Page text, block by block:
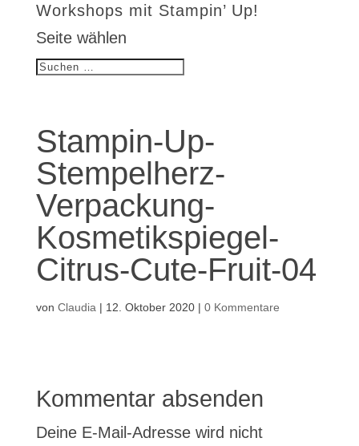
Workshops mit Stampin’ Up!
Seite wählen
Stampin-Up-
Stempelherz-
Verpackung-
Kosmetikspiegel-
Citrus-Cute-Fruit-04
von Claudia | 12. Oktober 2020| 0 Kommentare
Kommentar absenden
Deine E-Mail-Adresse wird nicht